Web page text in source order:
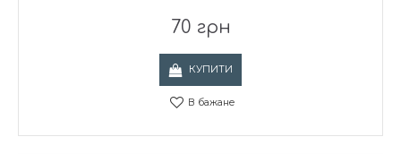
70 грн
КУПИТИ
В бажане